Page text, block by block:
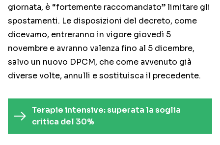
giornata, è “fortemente raccomandato” limitare gli
spostamenti. Le disposizioni del decreto, come
dicevamo, entreranno in vigore giovedì 5
novembre e avranno valenza fino al 5 dicembre,
salvo un nuovo DPCM, che come avvenuto già
diverse volte, annulli e sostituisca il precedente.
Terapie intensive: superata la soglia
critica del 30%